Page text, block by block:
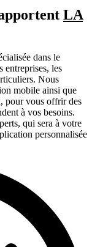
LA
dans le
entreprises, les
Nous
mobile ainsi que
pour vous offrir des
à vos besoins.
qui sera à votre
personnalisée